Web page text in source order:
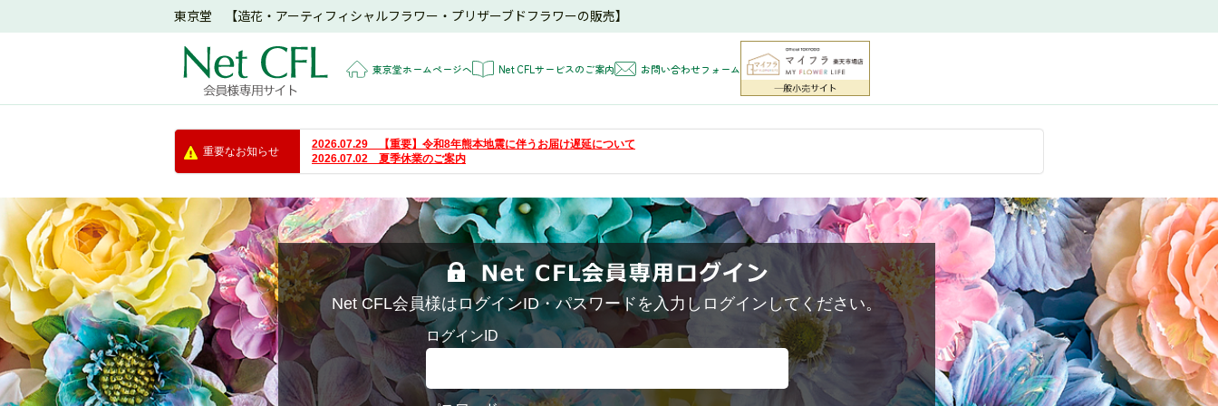
東京堂 【造花・アーティフィシャルフラワー・プリザーブドフラワーの販売】
東京堂ホームページへ Net CFLサービスのご案内 お問い合わせフォーム
重要なお知らせ
2026.07.29 【重要】令和8年熊本地震に伴うお届け遅延について
2026.07.02 夏季休業のご案内
Net CFL会員様はログインID・パスワードを入力しログインしてください。
ログインID